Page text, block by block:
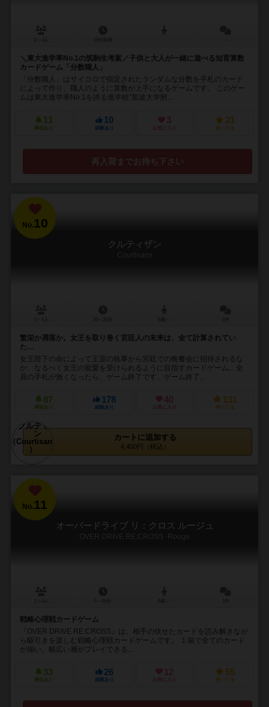
＼東大進学率No.1の筑駒生考案／子供と大人が一緒に遊べる知育算数
カードゲーム「分数職人」
「分数職人」はサイコロで指定されたランダムな分数を手札のカード
によって作り、職人のように算数が上手になるゲームです。 このゲー
ムは東大進学率No.1を誇る進学校”筑波大学附...
11
興味あり
10
経験あり
3
お気に入り
21
持ってる
再入荷までお待ち下さい
No. 10
クルティザン
Courtisans
繁栄か凋落か。女王を取り巻く宮廷人の未来は、全て計算されてい
た…
女王陛下の命によって王室の執事から宮廷での晩餐会に招待されるな
か、なるべく女王の寵愛を受けられるように目指すカードゲーム。全
員の手札が無くなったら、ゲーム終了です。ゲーム終了...
87
興味あり
178
経験あり
40
お気に入り
131
持ってる
カートに追加する
4,400円（税込）
No.11
オーバードライブ リ：クロス ルージュ
OVER DRIVE RE:CROSS -Rouge
戦略心理戦カードゲーム
『OVER DRIVE RE:CROSS』は、相手の伏せたカードを読み解きなが
ら駆引きを楽しむ戦略心理戦カードゲームです。 １箱で全てのカード
が揃い、幅広い層がプレイできる...
33
興味あり
26
経験あり
12
お気に入り
55
持ってる